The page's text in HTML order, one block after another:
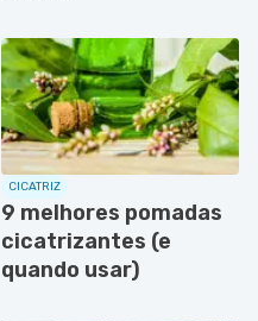
CICATRIZ
9 melhores pomadas
cicatrizantes (e
quando usar)